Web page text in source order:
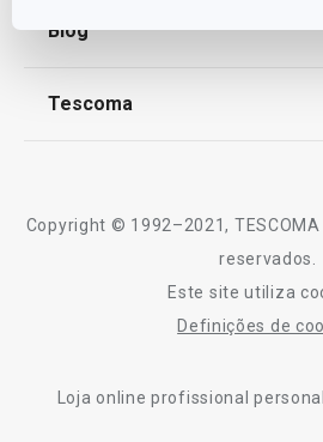
Livro de Reclamações
Perguntas Frequentes
Blog
Tescoma
Copyright © 1992–2021,
reservados.
Este site utiliza
Definições de
Loja online profissional